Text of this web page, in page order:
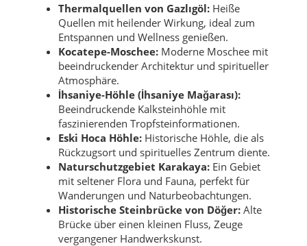
Thermalquellen von Gazlıgöl: Heiße
Quellen mit heilender Wirkung, ideal zum
Entspannen und Wellness genießen.
Kocatepe-Moschee: Moderne Moschee mit
beeindruckender Architektur und spiritueller
Atmosphäre.
İhsaniye-Höhle (İhsaniye Mağarası):
Beeindruckende Kalksteinhöhle mit
faszinierenden Tropfsteinformationen.
Eski Hoca Höhle: Historische Höhle, die als
Rückzugsort und spirituelles Zentrum diente.
Naturschutzgebiet Karakaya: Ein Gebiet
mit seltener Flora und Fauna, perfekt für
Wanderungen und Naturbeobachtungen.
Historische Steinbrücke von Döğer: Alte
Brücke über einen kleinen Fluss, Zeuge
vergangener Handwerkskunst.